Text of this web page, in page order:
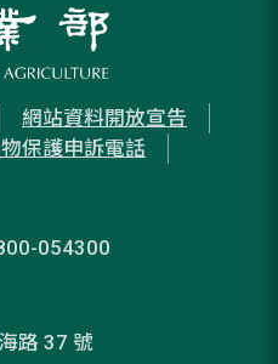
網站資料開放宣告
保護申訴電話
054300
路 37 號